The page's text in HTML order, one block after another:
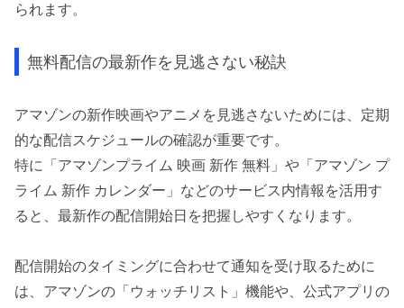
られます。
無料配信の最新作を見逃さない秘訣
アマゾンの新作映画やアニメを見逃さないためには、定期
的な配信スケジュールの確認が重要です。
特に「アマゾンプライム 映画 新作 無料」や「アマゾン プ
ライム 新作 カレンダー」などのサービス内情報を活用す
ると、最新作の配信開始日を把握しやすくなります。
配信開始のタイミングに合わせて通知を受け取るために
は、アマゾンの「ウォッチリスト」機能や、公式アプリの